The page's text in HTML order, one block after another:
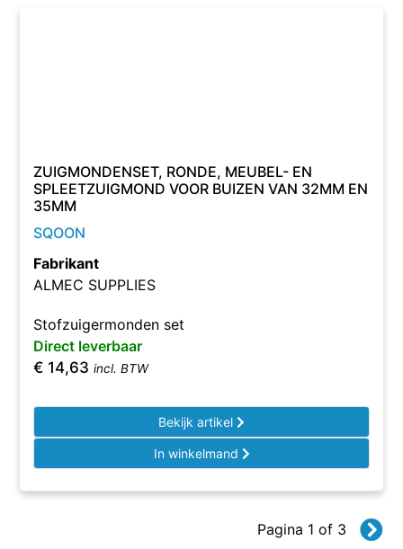
ZUIGMONDENSET, RONDE, MEUBEL- EN
SPLEETZUIGMOND VOOR BUIZEN VAN 32MM EN
35MM
SQOON
Fabrikant
ALMEC SUPPLIES
Stofzuigermonden set
Direct leverbaar
€ 14,63 incl. BTW
Bekijk artikel
In winkelmand
Pagina 1 of 3